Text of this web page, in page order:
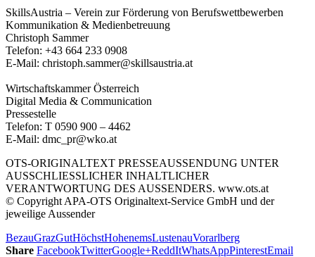
SkillsAustria – Verein zur Förderung von Berufswettbewerben
Kommunikation & Medienbetreuung
Christoph Sammer
Telefon: +43 664 233 0908
E-Mail: christoph.sammer@skillsaustria.at
Wirtschaftskammer Österreich
Digital Media & Communication
Pressestelle
Telefon: T 0590 900 – 4462
E-Mail: dmc_pr@wko.at
OTS-ORIGINALTEXT PRESSEAUSSENDUNG UNTER
AUSSCHLIESSLICHER INHALTLICHER
VERANTWORTUNG DES AUSSENDERS. www.ots.at
© Copyright APA-OTS Originaltext-Service GmbH und der
jeweilige Aussender
BezauGrazGutHöchstHohenemsLustenauVorarlberg
Share FacebookTwitterGoogle+ReddItWhatsAppPinterestEmail